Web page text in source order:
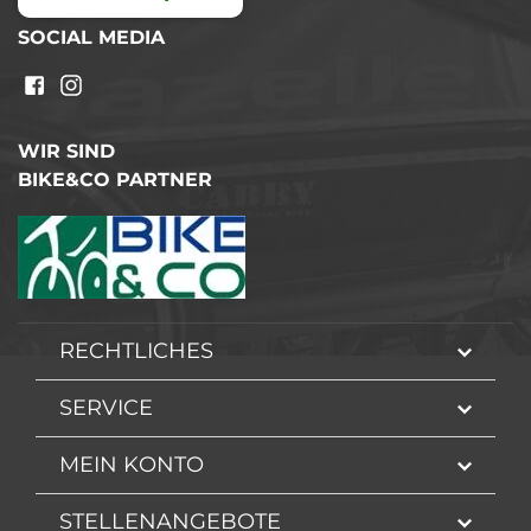
SOCIAL MEDIA
WIR SIND
BIKE&CO PARTNER
RECHTLICHES
SERVICE
MEIN KONTO
STELLENANGEBOTE